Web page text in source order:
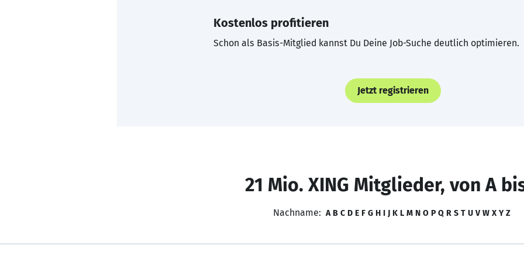
Kostenlos profitieren
Schon als Basis-Mitglied kannst Du Deine Job-Suche deutlich optimieren.
Jetzt registrieren
21 Mio. XING Mitglieder, von A
Nachname: A B C D E F G H I J K L M N O P Q R S T U V W X Y Z